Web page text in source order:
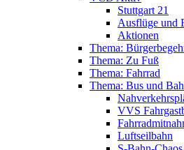
Stuttgart 21
Ausflüge und
Aktionen
Thema:
Thema: Zu Fuß
Thema: Fahrrad
Thema: Bus und
VVS
Luftseilbahn